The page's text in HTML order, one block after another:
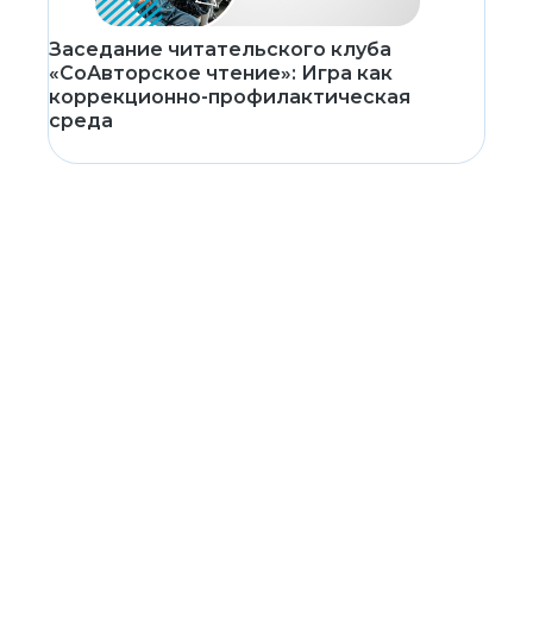
Заседание читательского клуба
«СоАвторское чтение»: Игра как
коррекционно-профилактическая
среда